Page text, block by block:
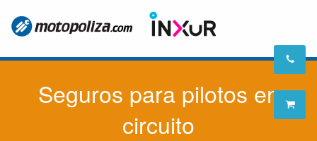
Seguros para pilotos en
circuito